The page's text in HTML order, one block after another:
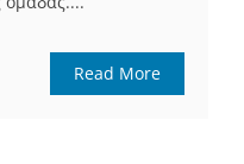
Read More